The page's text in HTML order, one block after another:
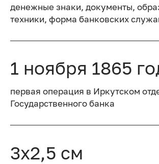
денежные знаки, документы,
техники, форма банковских
1 ноября 1865
первая операция в Иркутском
Государственного банка
3х2,5 см